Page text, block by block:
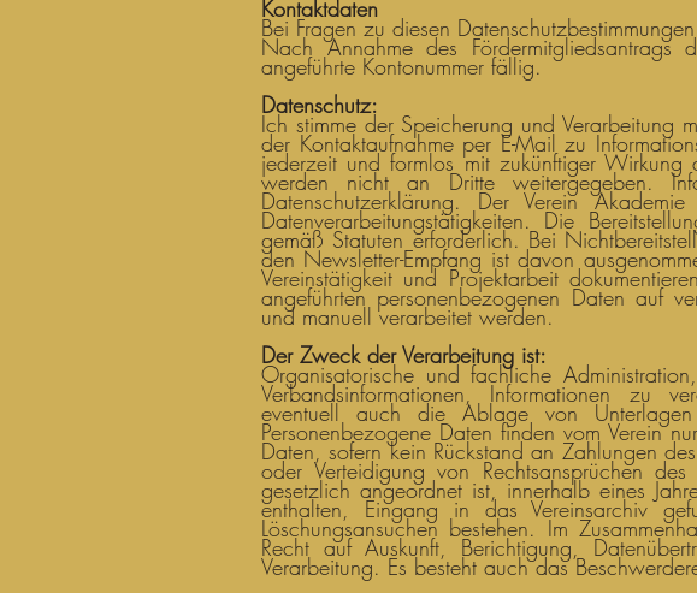
Kontaktdaten
Bei Fragen zu diesen
Nach Annahme des
angeführte Kontonummer fällig.
Datenschutz:
Ich stimme der Speicherung und Verarbeitung
der Kontaktaufnahme per E-Mail zu
jederzeit und formlos mit zukünftiger
werden nicht an Dritte weitergegeben.
Datenschutzerklärung. Der Verein
Datenverarbeitungstätigkeiten. Die
gemäß Statuten erforderlich. Bei
den Newsletter-Empfang ist davon
Vereinstätigkeit und Projektarbeit
angeführten personenbezogenen Daten auf
und manuell verarbeitet werden.
Der Zweck der Verarbeitung ist:
Organisatorische und fachliche
Verbandsinformationen, Informationen zu
eventuell auch die Ablage von
Personenbezogene Daten finden vom Verein
Daten, sofern kein Rückstand an Zahlungen
oder Verteidigung von Rechtsansprüchen
gesetzlich angeordnet ist, innerhalb eines
enthalten, Eingang in das Vereinsarchiv
Löschungsansuchen bestehen. Im
Recht auf Auskunft, Berichtigung,
Verarbeitung. Es besteht auch das